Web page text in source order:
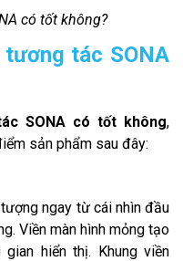
có tốt không?
tác SONA
SONA có tốt không,
sản phẩm sau đây:
ngay từ cái nhìn đầu
Viền màn hình mỏng tạo
hiển thị. Khung viền